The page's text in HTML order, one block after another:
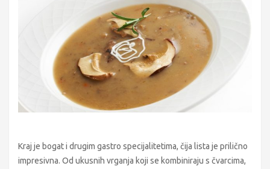
Kraj je bogat i drugim gastro specijalitetima, čija lista je prilično
impresivna. Od ukusnih vrganja koji se kombiniraju s čvarcima,